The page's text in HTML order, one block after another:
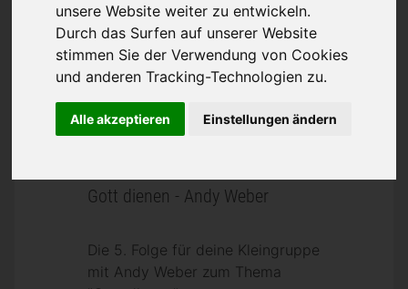
unsere Website weiter zu entwickeln.
Durch das Surfen auf unserer Website
stimmen Sie der Verwendung von Cookies
und anderen Tracking-Technologien zu.
Alle akzeptieren Einstellungen ändern
Gott dienen - Andy Weber
Die 5. Folge für deine Kleingruppe
mit Andy Weber zum Thema